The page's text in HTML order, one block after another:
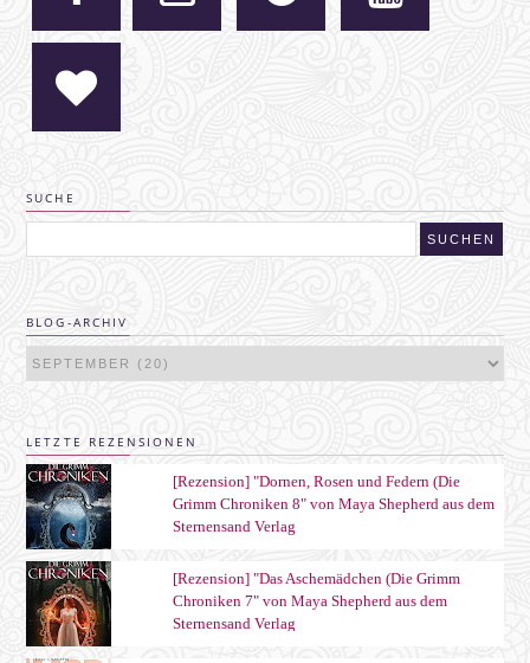
SUCHE
BLOG-ARCHIV
LETZTE REZENSIONEN
[Rezension] "Dornen, Rosen und Federn (Die
Grimm Chroniken 8" von Maya Shepherd aus dem
Sternensand Verlag
[Rezension] "Das Aschemädchen (Die Grimm
Chroniken 7" von Maya Shepherd aus dem
Sternensand Verlag